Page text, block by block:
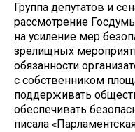
Группа депутатов и
рассмотрение
на усиление мер
зрелищных
обязанности
с собственником
поддерживать
обеспечивать
писала